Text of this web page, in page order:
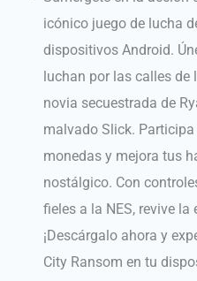
icónico juego de lucha
dispositivos Android.
luchan por las calles
novia secuestrada de
malvado Slick.
monedas y mejora tus
nostálgico. Con
fieles a la NES, revive
¡Descárgalo ahora y
City Ransom en tu